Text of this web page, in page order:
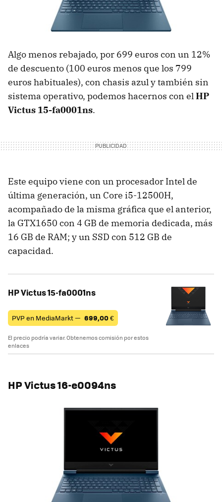
Algo menos rebajado, por 699 euros con un 12%
de descuento (100 euros menos que los 799
euros habituales), con chasis azul y también sin
sistema operativo, podemos hacernos con elHP
Victus 15-fa0001ns.
Este equipo viene con un procesador Intel de
última generación, un Core i5-12500H,
acompañado de la misma gráfica que el anterior,
la GTX1650 con 4 GB de memoria dedicada, más
16 GB de RAM; y un SSD con 512 GB de
capacidad.
HP Victus 15-fa0001ns
PVP en MediaMarkt — 699,00€
El precio podría variar. Obtenemos comisión por estos
enlaces
HP Victus 16-e0094ns